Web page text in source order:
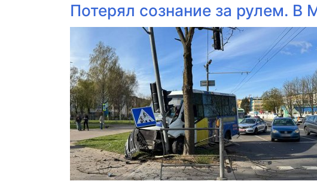
Потерял сознание за рулем.